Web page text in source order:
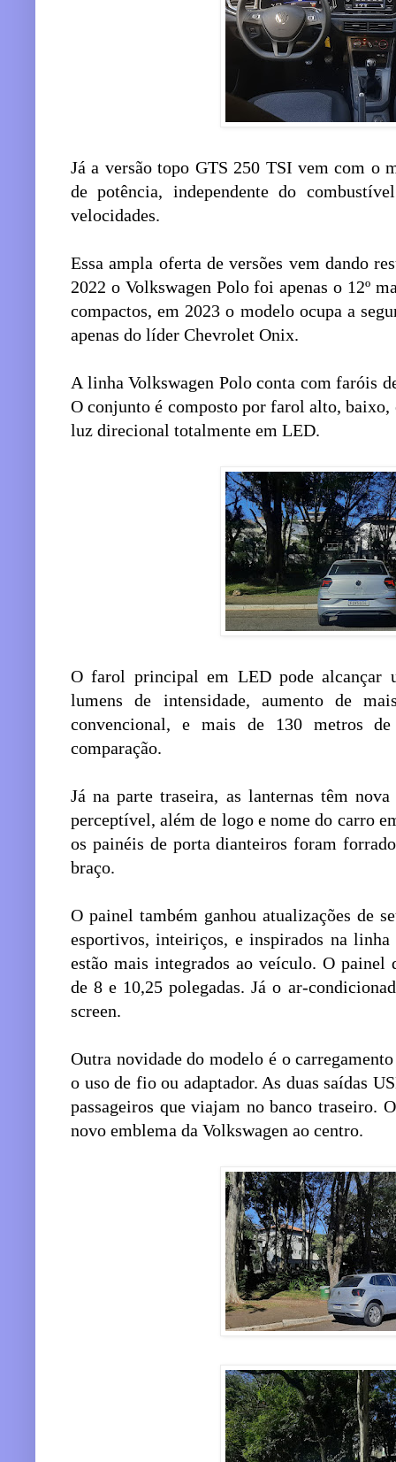
Já a versão topo GTS 250 TSI vem com o
de potência, independente do
velocidades.
Essa ampla oferta de versões vem dando
2022 o Volkswagen Polo foi apenas o 12º
compactos, em 2023 o modelo ocupa a
apenas do líder Chevrolet Onix.
A linha Volkswagen Polo conta com faróis
O conjunto é composto por farol alto,
luz direcional totalmente em LED.
O farol principal em LED pode alcançar
lumens de intensidade, aumento de
convencional, e mais de 130 metros
comparação.
Já na parte traseira, as lanternas têm
perceptível, além de logo e nome do carro
os painéis de porta dianteiros foram
braço.
O painel também ganhou atualizações de
esportivos, inteiriços, e inspirados na
estão mais integrados ao veículo. O
de 8 e 10,25 polegadas. Já o ar-
screen.
Outra novidade do modelo é o
o uso de fio ou adaptador. As duas saídas
passageiros que viajam no banco traseiro.
novo emblema da Volkswagen ao centro.